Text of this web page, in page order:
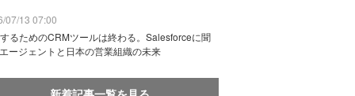
07/13 07:00
るためのCRMツールは終わる。Salesforceに聞
ージェントと日本の営業組織の未来